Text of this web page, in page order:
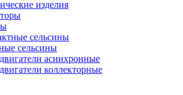
изделия
сельсины
сельсины
асинхронные
коллекторные